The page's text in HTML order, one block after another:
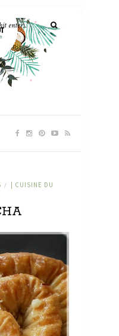
/
| CUISINE DU